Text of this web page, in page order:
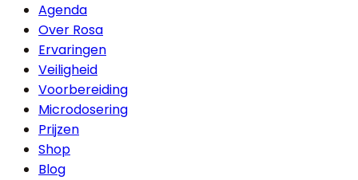
Agenda
Over Rosa
Ervaringen
Veiligheid
Voorbereiding
Microdosering
Prijzen
Shop
Blog